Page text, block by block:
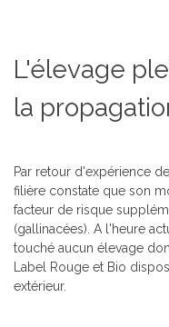
L'élevage
la
Par retour d'expérience
filière constate que son
facteur de risque
(gallinacées). A l'heure
touché aucun élevage
Label Rouge et Bio
extérieur.